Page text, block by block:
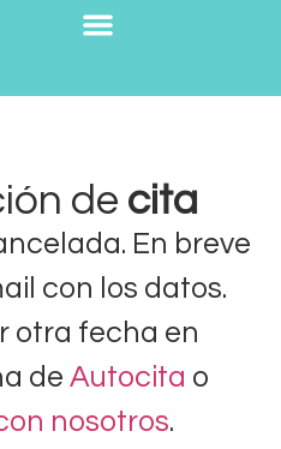
de cita
En breve
con los datos.
otra fecha en
de Autocita o
nosotros.